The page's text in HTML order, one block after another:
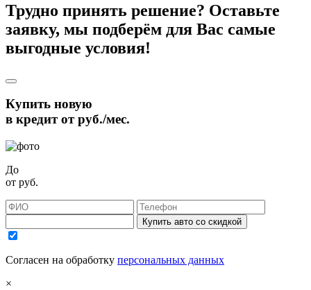
Трудно принять решение? Оставьте
заявку, мы подберём для Вас самые
выгодные условия!
Купить новую
в кредит отруб./мес.
До
от руб.
Купить авто со скидкой
Согласен на обработку персональных данных
×